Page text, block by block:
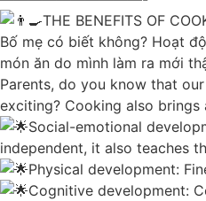
THE BENEFITS OF
Bố mẹ có biết không? Hoạt
món ăn do mình làm ra mới
Parents, do you know that
exciting? Cooking also
Social-emotional
independent, it also teaches
Physical development:
Cognitive development: